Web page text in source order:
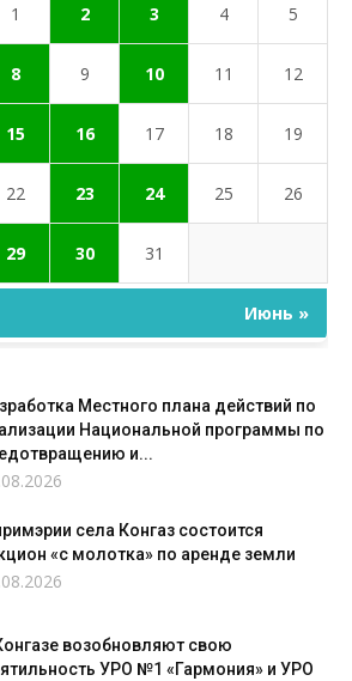
1 2 3 4 5
8 9 10 11 12
15 16 17 18 19
22 23 24 25 26
29 30 31
Июнь »
Местного плана действий по
Национальной программы по
и...
села Конгаз состоится
«с молотка» по аренде земли
возобновляют свою
УРО №1 «Гармония» и УРО